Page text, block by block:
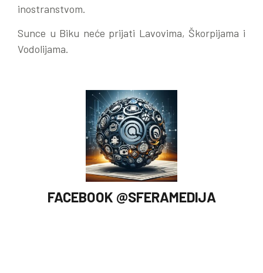
inostranstvom.
Sunce u Biku neće prijati Lavovima, Škorpijama i
Vodolijama.
FACEBOOK @SFERAMEDIJA